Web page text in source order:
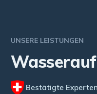
UNSERE LEISTUNGEN
Bestätigte